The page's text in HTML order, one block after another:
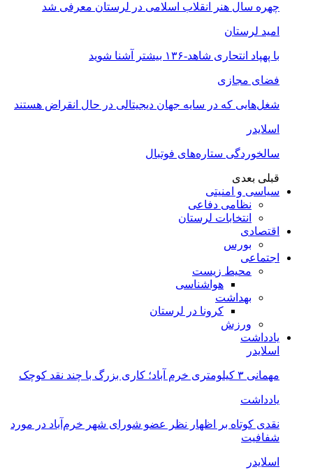
چهره سال هنر انقلاب اسلامی در لرستان معرفی شد
امید لرستان
با پهپاد انتحاری شاهد-۱۳۶ بیشتر آشنا شوید
فضای مجازی
شغل‌‌هایی که در سایه جهان دیجیتالی در حال انقراض هستند
اسلایدر
سالخوردگی ستاره‌های فوتبال
قبلی بعدی
سیاسی و امنیتی
نظامی دفاعی
انتخابات لرستان
اقتصادی
بورس
اجتماعی
محیط زیست
هواشناسی
بهداشت
کرونا در لرستان
ورزش
یادداشت
اسلایدر
مهمانی ۳ کیلومتری خرم آباد؛ کاری بزرگ با چند نقد کوچک
یادداشت
نقدی کوتاه بر اظهار نظر عضو شورای شهر خرم‌آباد در مورد
شفافیت
اسلایدر